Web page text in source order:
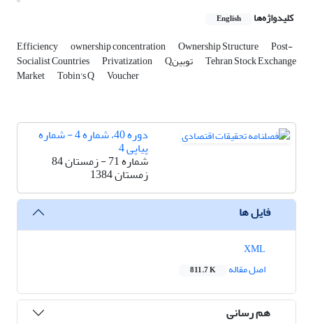
کلیدواژه‌ها English
Efficiency ownership concentration Ownership Structure Post-
Socialist Countries Privatization Tehran Stock Exchange
Market Tobin's Q Voucher
دوره 40، شماره 4 - شماره
پیاپی 4
شماره 71 - زمستان 84
زمستان 1384
فایل ها
اصل مقاله
811.7 K
هم رسانی